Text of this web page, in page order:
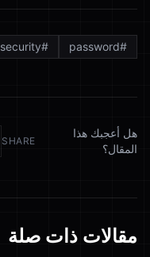
#
password
#
security
هل أعجبك هذا
المقال؟
SHARE
مقالات ذات صلة